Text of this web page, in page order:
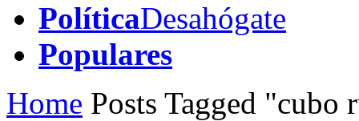
PolíticaDesahógate
Populares
Home Posts Tagged "cubo